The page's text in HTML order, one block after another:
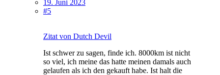
19. Juni 2023
#5
Zitat von Dutch Devil
Ist schwer zu sagen, finde ich. 8000km ist nicht
so viel, ich meine das hatte meinen damals auch
gelaufen als ich den gekauft habe. Ist halt die